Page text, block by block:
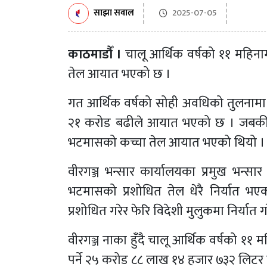
साझा सवाल 2025-07-05
काठमाडौँ । चालू आर्थिक वर्षको ११
तेल आयात भएको छ ।
गत आर्थिक वर्षको सोही अवधिको
२१ करोड बढीले आयात भएको छ । जबकी
भटमासको कच्चा तेल आयात भएको थियो ।
वीरगञ्ज भन्सार कार्यालयका प्रमुख
भटमासको प्रशोधित तेल धेरै निर्यात
प्रशोधित गरेर फेरि विदेशी मुलुकमा
वीरगञ्ज नाका हुँदै चालू आर्थिक वर्षको ११
पर्ने २५ करोड ८८ लाख १४ हजार ७३२